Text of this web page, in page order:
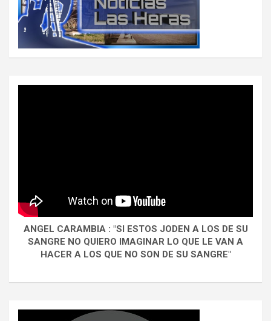
ANGEL CARAMBIA : "SI ESTOS JODEN A LOS DE SU
SANGRE NO QUIERO IMAGINAR LO QUE LE VAN A
HACER A LOS QUE NO SON DE SU SANGRE"